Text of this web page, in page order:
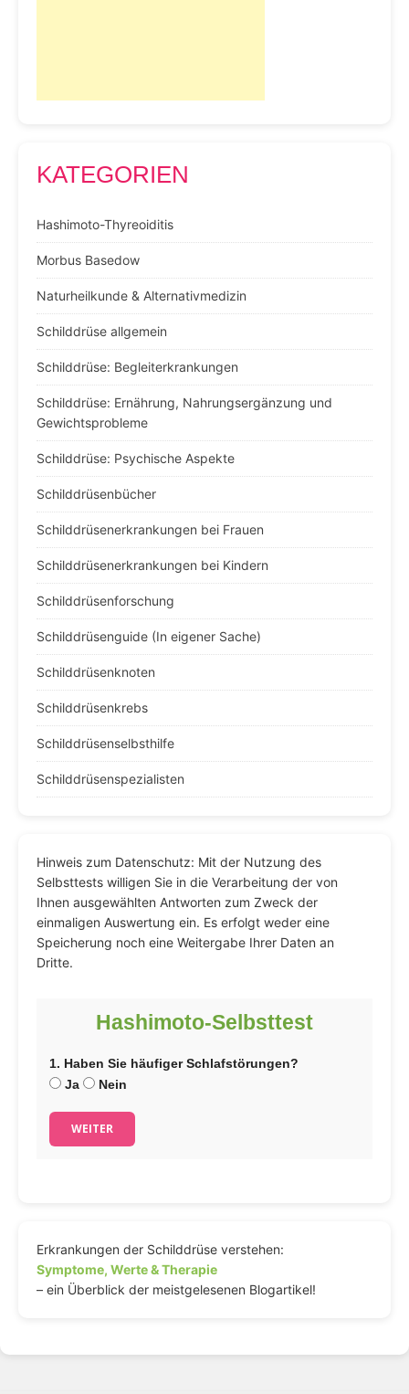
KATEGORIEN
Hashimoto-Thyreoiditis
Morbus Basedow
Naturheilkunde & Alternativmedizin
Schilddrüse allgemein
Schilddrüse: Begleiterkrankungen
Schilddrüse: Ernährung, Nahrungsergänzung und
Gewichtsprobleme
Schilddrüse: Psychische Aspekte
Schilddrüsenbücher
Schilddrüsenerkrankungen bei Frauen
Schilddrüsenerkrankungen bei Kindern
Schilddrüsenforschung
Schilddrüsenguide (In eigener Sache)
Schilddrüsenknoten
Schilddrüsenkrebs
Schilddrüsenselbsthilfe
Schilddrüsenspezialisten
Hinweis zum Datenschutz: Mit der Nutzung des
Selbsttests willigen Sie in die Verarbeitung der von
Ihnen ausgewählten Antworten zum Zweck der
einmaligen Auswertung ein. Es erfolgt weder eine
Speicherung noch eine Weitergabe Ihrer Daten an
Dritte.
Hashimoto-Selbsttest
1. Haben Sie häufiger Schlafstörungen?
Ja
Nein
WEITER
Erkrankungen der Schilddrüse verstehen:
Symptome, Werte & Therapie
– ein Überblick der meistgelesenen Blogartikel!